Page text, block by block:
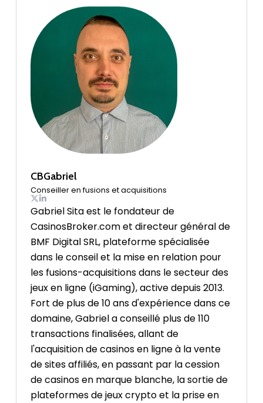
CBGabriel
Conseiller en fusions et acquisitions
Gabriel Sita est le fondateur de
CasinosBroker.com et directeur général de
BMF Digital SRL, plateforme spécialisée
dans le conseil et la mise en relation pour
les fusions-acquisitions dans le secteur des
jeux en ligne (iGaming), active depuis 2013.
Fort de plus de 10 ans d'expérience dans ce
domaine, Gabriel a conseillé plus de 110
transactions finalisées, allant de
l'acquisition de casinos en ligne à la vente
de sites affiliés, en passant par la cession
de casinos en marque blanche, la sortie de
plateformes de jeux crypto et la prise en